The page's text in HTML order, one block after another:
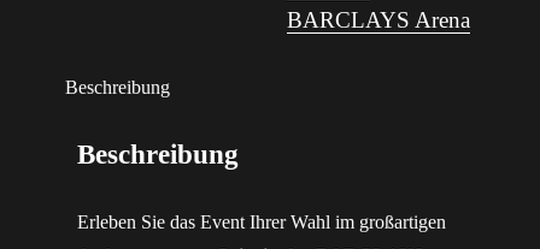
BARCLAYS Arena
Beschreibung
Beschreibung
Erleben Sie das Event Ihrer Wahl im großartigen